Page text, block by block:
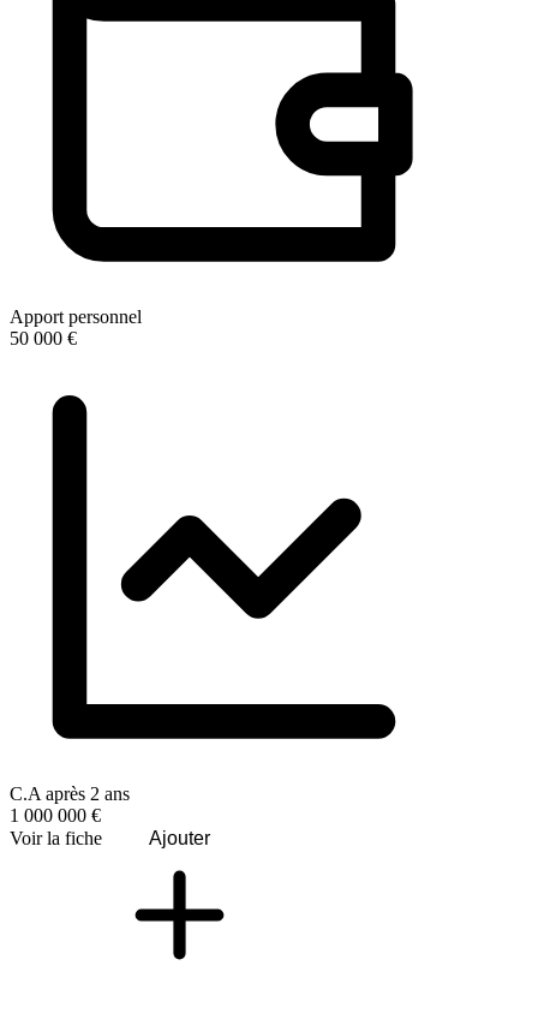
Apport personnel
50 000 €
C.A après 2 ans
1 000 000 €
Voir la fiche
Ajouter